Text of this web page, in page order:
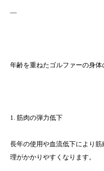
—
年齢を重ねたゴルファーの身体
1. 筋肉の弾力低下
長年の使用や血流低下により
理がかかりやすくなります。